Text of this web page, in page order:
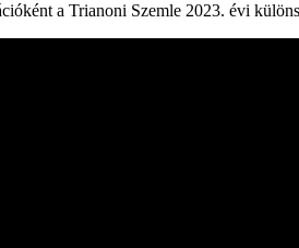
a Trianoni Szemle 2023. évi